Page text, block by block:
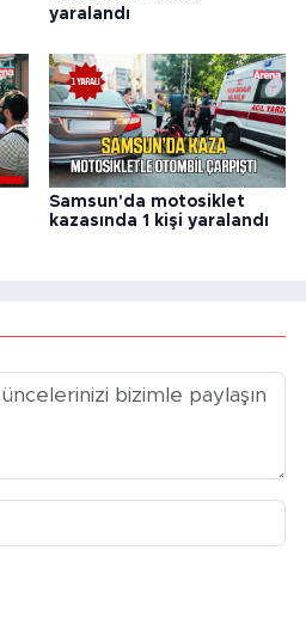
yaralandı
Samsun'da motosiklet
kazasında 1 kişi yaralandı